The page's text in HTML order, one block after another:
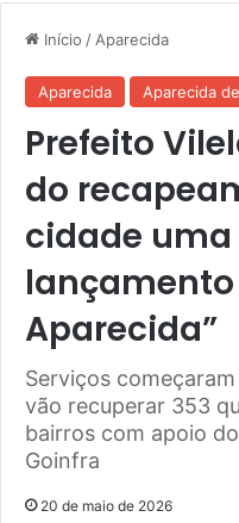
Início / Aparecida
Aparecida Aparecida
Prefeito
do
cidade
lançamento
Aparecida”
Serviços
vão recuperar 353
bairros com apoio
Goinfra
20 de maio de 2026